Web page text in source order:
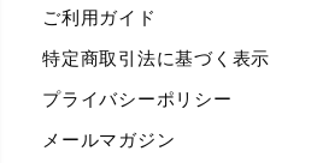
ご利用ガイド
特定商取引法に基づく表示
プライバシーポリシー
メールマガジン